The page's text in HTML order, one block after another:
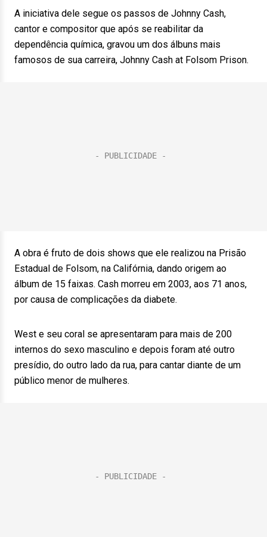
A iniciativa dele segue os passos de Johnny Cash,
cantor e compositor que após se reabilitar da
dependência química, gravou um dos álbuns mais
famosos de sua carreira, Johnny Cash at Folsom Prison.
A obra é fruto de dois shows que ele realizou na Prisão
Estadual de Folsom, na Califórnia, dando origem ao
álbum de 15 faixas. Cash morreu em 2003, aos 71 anos,
por causa de complicações da diabete.
West e seu coral se apresentaram para mais de 200
internos do sexo masculino e depois foram até outro
presídio, do outro lado da rua, para cantar diante de um
público menor de mulheres.